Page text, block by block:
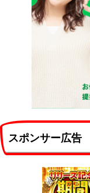
スポンサー広告